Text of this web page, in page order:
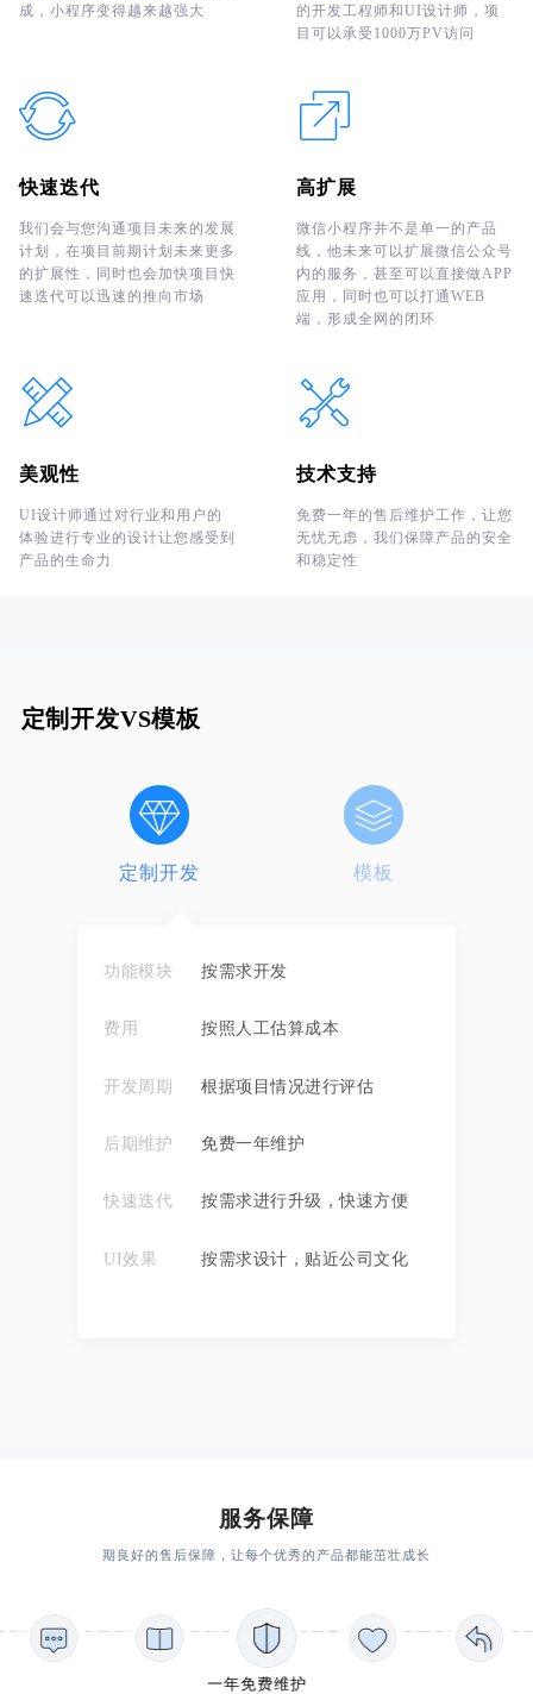
成，小程序变得越来越强大
的开发工程师和UI设计师，项
目可以承受1000万PV访问
快速迭代
我们会与您沟通项目未来的发展
计划，在项目前期计划未来更多
的扩展性，同时也会加快项目快
速迭代可以迅速的推向市场
高扩展
微信小程序并不是单一的产品
线，他未来可以扩展微信公众号
内的服务，甚至可以直接做APP
应用，同时也可以打通WEB
端，形成全网的闭环
美观性
UI设计师通过对行业和用户的
体验进行专业的设计让您感受到
产品的生命力
技术支持
免费一年的售后维护工作，让您
无忧无虑，我们保障产品的安全
和稳定性
定制开发VS模板
定制开发 模板
功能模块 按需求开发
费用 按照人工估算成本
开发周期 根据项目情况进行评估
后期维护 免费一年维护
快速迭代 按需求进行升级，快速方便
UI效果 按需求设计，贴近公司文化
服务保障
期良好的售后保障，让每个优秀的产品都能茁壮成长
一年免费维护